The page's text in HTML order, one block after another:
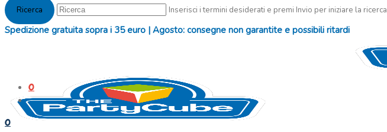
Inserisci i termini desiderati e premi Invio per iniziare la ricerca
Spedizione gratuita sopra i 35 euro | Agosto: consegne non garantite e possibili ritardi
0
0